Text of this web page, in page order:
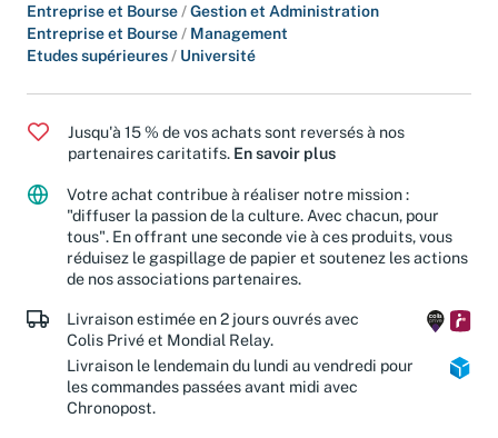
Entreprise et Bourse /Gestion et Administration
Entreprise et Bourse / Management
Etudes supérieures / Université
Jusqu'à 15 % de vos achats sont reversés à nos
partenaires caritatifs. En savoir plus
Votre achat contribue à réaliser notre mission :
"diffuser la passion de la culture. Avec chacun, pour
tous". En offrant une seconde vie à ces produits, vous
réduisez le gaspillage de papier et soutenez les actions
de nos associations partenaires.
Livraison estimée en 2 jours ouvrés avec
Colis Privé et Mondial Relay.
Livraison le lendemain du lundi au vendredi pour
les commandes passées avant midi avec
Chronopost.